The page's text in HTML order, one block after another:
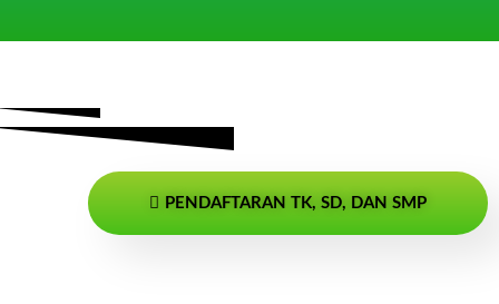
PENDAFTARAN TK, SD, DAN SMP